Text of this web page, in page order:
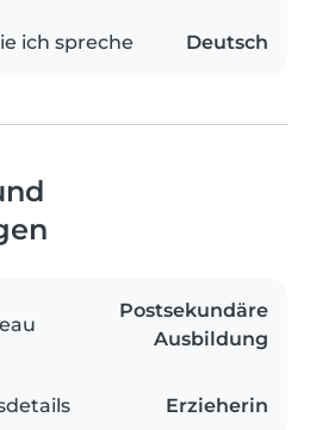
ich spreche Deutsch
Postsekundäre
Ausbildung
Erzieherin